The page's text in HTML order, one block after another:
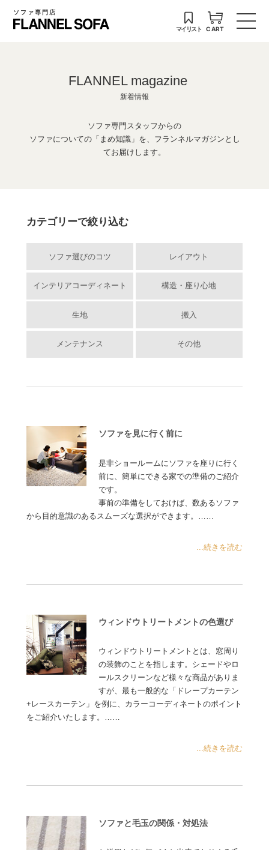
ソファ専門店
マイリスト CART
FLANNEL magazine
新着情報
ソファ専門スタッフからの
ソファについての「まめ知識」を、フランネルマガジンとし
てお届けします。
カテゴリーで絞り込む
ソファ選びのコツ レイアウト
インテリアコーディネート 構造・座り心地
生地 搬入
メンテナンス その他
ソファを見に行く前に
是非ショールームにソファを座りに行く
前に、簡単にできる家での準備のご紹介
です。
事前の準備をしておけば、数あるソファ
から目的意識のあるスムーズな選択ができます。……
...続きを読む
ウィンドウトリートメントの色選び
ウィンドウトリートメントとは、窓周り
の装飾のことを指します。シェードやロ
ールスクリーンなど様々な商品がありま
すが、最も一般的な「ドレープカーテン
+レースカーテン」を例に、カラーコーディネートのポイント
をご紹介いたします。……
...続きを読む
ソファと毛玉の関係・対処法